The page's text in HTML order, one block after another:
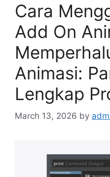
Cara
Add On
Animasi:
Lengkap
March 13, 2026 by